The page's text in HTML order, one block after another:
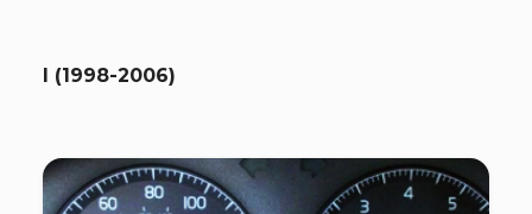
I (1998-2006)